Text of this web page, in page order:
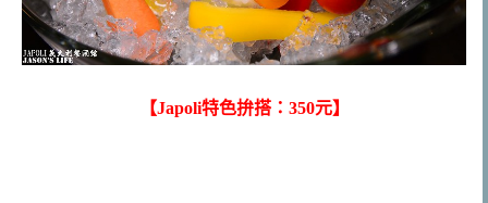
【Japoli特色拚搭：350元】